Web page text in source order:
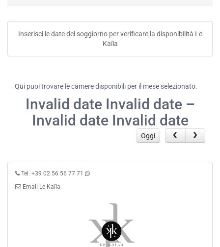
Inserisci le date del soggiorno per verificare la disponibilità Le
Kaïla
Qui puoi trovare le camere disponibili per il mese selezionato.
Invalid date Invalid date –
Invalid date Invalid date
Oggi
Tel. +39 02 56 56 77 71
Email Le Kaïla